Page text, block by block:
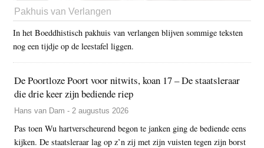
Pakhuis van Verlangen
In het Boeddhistisch pakhuis van verlangen blijven sommige teksten
nog een tijdje op de leestafel liggen.
De Poortloze Poort voor nitwits, koan 17 – De staatsleraar
die drie keer zijn bediende riep
Hans van Dam - 2 augustus 2026
Pas toen Wu hartverscheurend begon te janken ging de bediende eens
kijken. De staatsleraar lag op z’n zij met zijn vuisten tegen zijn borst